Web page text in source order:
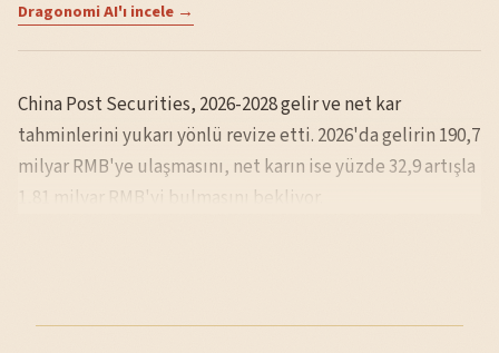
Dragonomi AI'ı incele →
China Post Securities, 2026-2028 gelir ve net kar
tahminlerini yukarı yönlü revize etti. 2026'da gelirin 190,7
milyar RMB'ye ulaşmasını, net karın ise yüzde 32,9 artışla
1,81 milyar RMB'yi bulmasını bekliyor.